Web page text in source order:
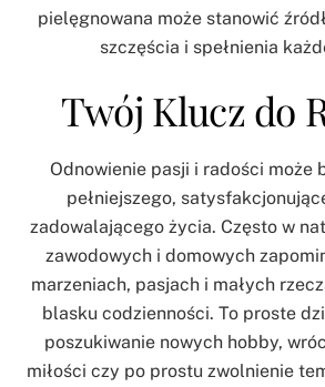
pielęgnowana może stanowić
szczęścia i spełnienia
Twój Klucz do
Odnowienie pasji i radości może
pełniejszego,
zadowalającego życia. Często w
zawodowych i domowych
marzeniach, pasjach i małych
blasku codzienności. To proste
poszukiwanie nowych hobby,
miłości czy po prostu zwolnienie